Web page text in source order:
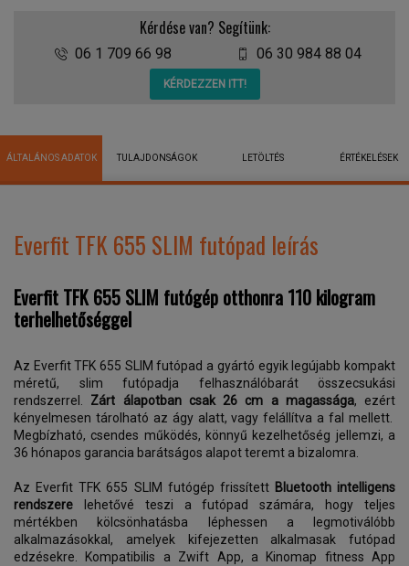
Kérdése van? Segítünk:
06 1 709 66 98 06 30 984 88 04
KÉRDEZZEN ITT!
ÁLTALÁNOS ADATOK TULAJDONSÁGOK LETÖLTÉS ÉRTÉKELÉSEK
Everfit TFK 655 SLIM futópad leírás
Everfit TFK 655 SLIM futógép otthonra 110 kilogram
terhelhetőséggel
Az Everfit TFK 655 SLIM futópad a gyártó egyik legújabb kompakt
méretű, slim futópadja felhasználóbarát összecsukási
rendszerrel. Zárt álapotban csak 26 cm a magassága, ezért
kényelmesen tárolható az ágy alatt, vagy felállítva a fal mellett.
Megbízható, csendes működés, könnyű kezelhetőség jellemzi, a
36 hónapos garancia barátságos alapot teremt a bizalomra.
Az Everfit TFK 655 SLIM futógép frissített Bluetooth intelligens
rendszere lehetővé teszi a futópad számára, hogy teljes
mértékben kölcsönhatásba léphessen a legmotiválóbb
alkalmazásokkal, amelyek kifejezetten alkalmasak futópad
edzésekre. Kompatibilis a Zwift App, a Kinomap fitness App